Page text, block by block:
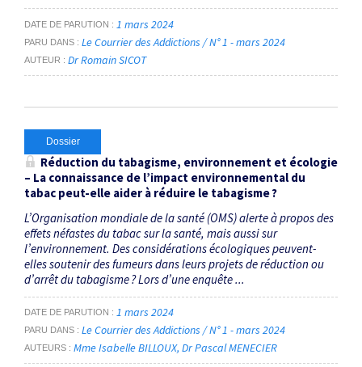
DATE DE PARUTION 1 mars 2024
PARU DANS Le Courrier des Addictions / N° 1 - mars 2024
AUTEUR Dr Romain SICOT
Dossier
Réduction du tabagisme, environnement et écologie
– La connaissance de l’impact environnemental du
tabac peut-elle aider à réduire le tabagisme ?
L’Organisation mondiale de la santé (OMS) alerte à propos des
effets néfastes du tabac sur la santé, mais aussi sur
l’environnement. Des considérations écologiques peuvent-
elles soutenir des fumeurs dans leurs projets de réduction ou
d’arrêt du tabagisme ? Lors d’une enquête ...
DATE DE PARUTION 1 mars 2024
PARU DANS Le Courrier des Addictions / N° 1 - mars 2024
AUTEURS Mme Isabelle BILLOUX Dr Pascal MENECIER